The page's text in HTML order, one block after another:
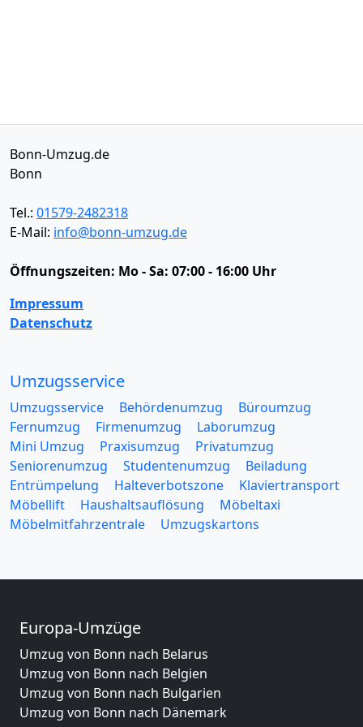
Bonn-Umzug.de
Bonn
Tel.: 01579-2482318
E-Mail: info@bonn-umzug.de
Öffnungszeiten: Mo - Sa: 07:00 - 16:00 Uhr
Impressum
Datenschutz
Umzugsservice
Umzugsservice Behördenumzug
Büroumzug
Fernumzug
Firmenumzug
Laborumzug
Mini Umzug
Praxisumzug
Privatumzug
Seniorenumzug
Studentenumzug
Beiladung
Entrümpelung
Halteverbotszone
Klaviertransport
Möbellift
Haushaltsauflösung
Möbeltaxi
Möbelmitfahrzentrale
Umzugskartons
Europa-Umzüge
Umzug von Bonn nach Belarus
Umzug von Bonn nach Belgien
Umzug von Bonn nach Bulgarien
Umzug von Bonn nach Dänemark